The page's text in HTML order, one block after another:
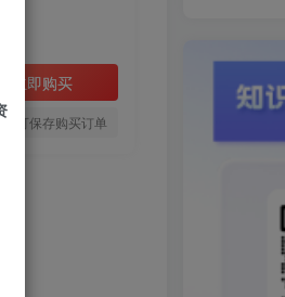
立即购买
可保存购买订单